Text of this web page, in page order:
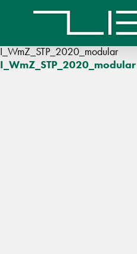
I_WmZ_STP_2020_modular
I_WmZ_STP_2020_modular